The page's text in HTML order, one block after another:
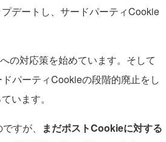
デートし、サードパーティCookie
の対応策を始めています。そして
パーティCookieの段階的廃止をし
います。
すが、
まだポストCookieに対する